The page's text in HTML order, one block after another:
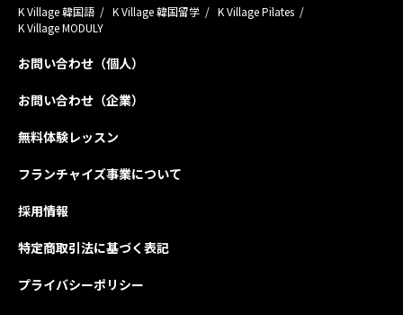
K Village 韓国語 K Village 韓国留学
K Village Pilates
K Village MODULY
お問い合わせ（個人）
お問い合わせ（企業）
無料体験レッスン
フランチャイズ事業について
採用情報
特定商取引法に基づく表記
プライバシーポリシー